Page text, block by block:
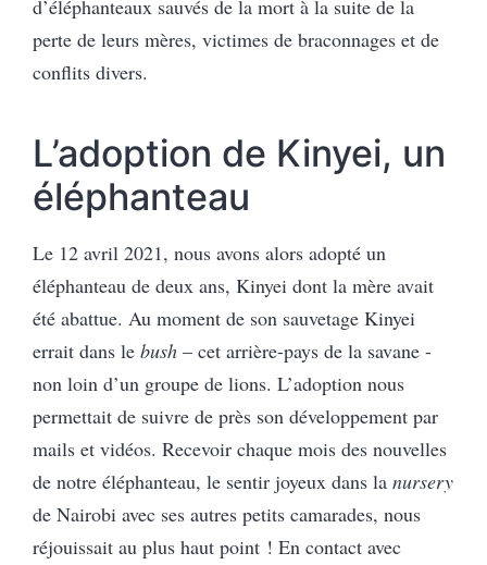
d’éléphanteaux sauvés de la mort à la suite de la
perte de leurs mères, victimes de braconnages et de
conflits divers.
L’adoption de Kinyei, un
éléphanteau
Le 12 avril 2021, nous avons alors adopté un
éléphanteau de deux ans, Kinyei dont la mère avait
été abattue. Au moment de son sauvetage Kinyei
errait dans le bush – cet arrière-pays de la savane -
non loin d’un groupe de lions. L’adoption nous
permettait de suivre de près son développement par
mails et vidéos. Recevoir chaque mois des nouvelles
de notre éléphanteau, le sentir joyeux dans la nursery
de Nairobi avec ses autres petits camarades, nous
réjouissait au plus haut point ! En contact avec